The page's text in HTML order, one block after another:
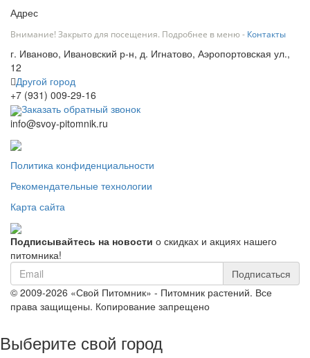
Адрес
Внимание! Закрыто для посещения. Подробнее в меню - Контакты
г. Иваново, Ивановский р-н, д. Игнатово, Аэропортовская ул.,
12
Другой город
+7 (931) 009-29-16
Заказать обратный звонок
info@svoy-pitomnik.ru
Политика конфиденциальности
Рекомендательные технологии
Карта сайта
Подписывайтесь на новости о скидках и акциях нашего
питомника!
Подписаться
© 2009-2026 «Свой Питомник» - Питомник растений. Все
права защищены. Копирование запрещено
Выберите свой город